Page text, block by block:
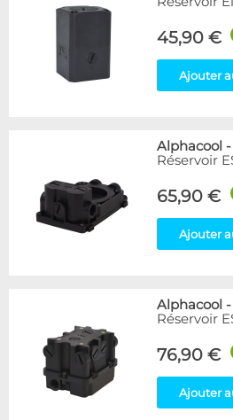
45,90 €
Ajouter
Alphacool -
Réservoir
65,90 €
Ajouter
Alphacool -
Réservoir
76,90 €
Ajouter